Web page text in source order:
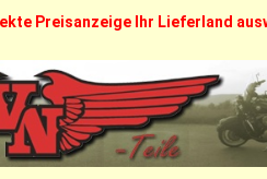
Callback Service
Sprache auswählen
Lieferland
Preisanzeige Ihr Lieferland